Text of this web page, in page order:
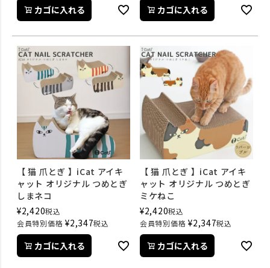
カゴに入れる カゴに入れる
【 猫 爪とぎ 】iCat アイキ
ャット オリジナル つめとぎ
しまネコ
¥2,420税込
会員特別価格 ¥2,347税込
カゴに入れる
【 猫 爪とぎ 】iCat アイキ
ャット オリジナル つめとぎ
ミケねこ
¥2,420税込
会員特別価格 ¥2,347税込
カゴに入れる